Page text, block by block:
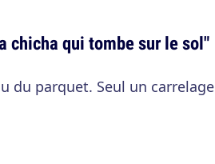
chicha qui tombe sur le sol"
du parquet. Seul un carrelage